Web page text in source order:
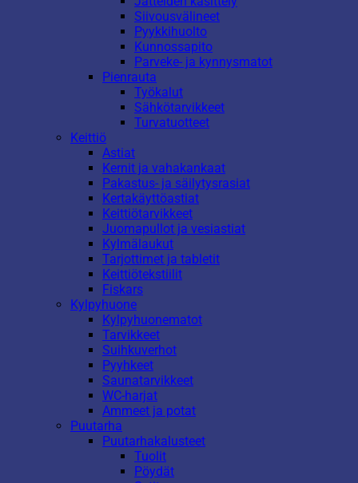
Siivousvälineet
Pyykkihuolto
Kunnossapito
Parveke- ja kynnysmatot
Pienrauta
Työkalut
Sähkötarvikkeet
Turvatuotteet
Keittiö
Astiat
Kernit ja vahakankaat
Pakastus- ja säilytysrasiat
Kertakäyttöastiat
Keittiötarvikkeet
Juomapullot ja vesiastiat
Kylmälaukut
Tarjottimet ja tabletit
Keittiötekstiilit
Fiskars
Kylpyhuone
Kylpyhuonematot
Tarvikkeet
Suihkuverhot
Pyyhkeet
Saunatarvikkeet
WC-harjat
Ammeet ja potat
Puutarha
Puutarhakalusteet
Tuolit
Pöydät